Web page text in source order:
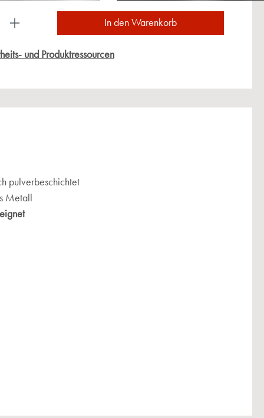
Anzahl: Gib den gewünschten Wert ein
In den Warenkorb
und Produktressourcen
pulverbeschichtet
Metall